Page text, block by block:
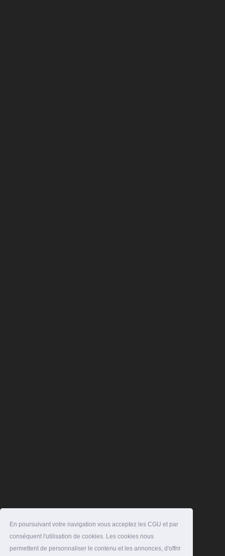
En poursuivant votre navigation vous acceptez les CGU et par
conséquent l'utilisation de cookies. Les cookies nous
permettent de personnaliser le contenu et les annonces, d'offrir